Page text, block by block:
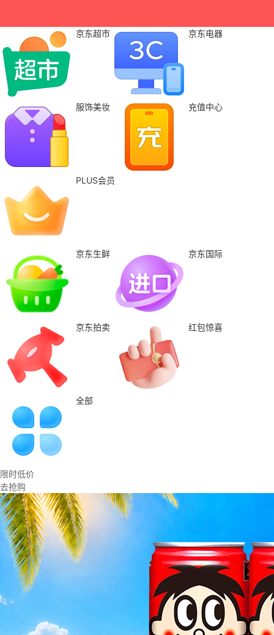
京东超市 京东电器
服饰美妆 充值中心
PLUS会员
京东生鲜 京东国际
京东拍卖 红包惊喜
全部
限时低价
去抢购